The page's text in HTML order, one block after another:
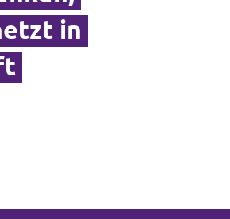
in